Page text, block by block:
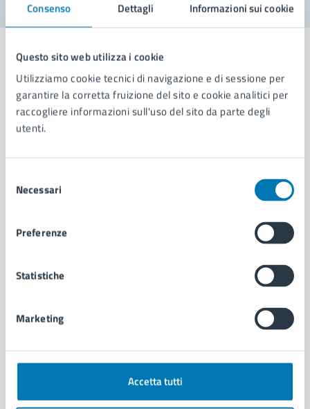
Consenso Dettagli Informazioni sui cookie
Questo sito web utilizza i cookie
Utilizziamo cookie tecnici di navigazione e di sessione per
garantire la corretta fruizione del sito e cookie analitici per
raccogliere informazioni sull'uso del sito da parte degli
utenti.
delNecessari
Preferenze
Statistiche
Marketing
Accetta tutti
Comune di Napoli
Organi di governo
Enti e fondazioni
Documenti e dati
Ambiente
Autorizzazioni